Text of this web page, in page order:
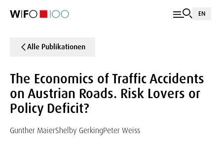
EN
Alle Publikationen
The Economics of Traffic Accidents
on Austrian Roads. Risk Lovers or
Policy Deficit?
Gunther MaierShelby GerkingPeter Weiss